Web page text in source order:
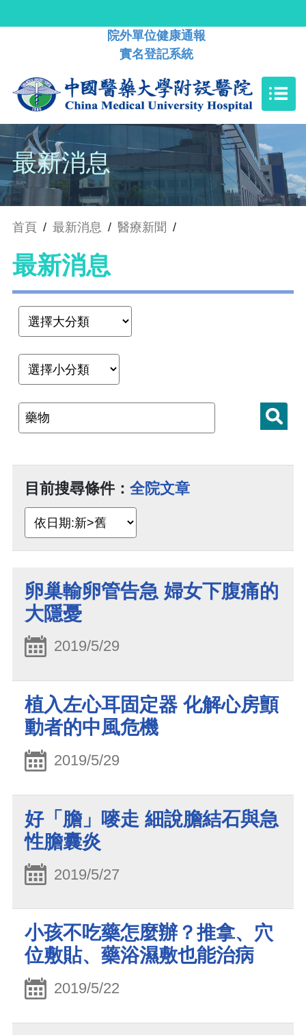
院外單位健康通報
實名登記系統
最新消息
首頁 / 最新消息 / 醫療新聞 /
最新消息
目前搜尋條件： 全院文章
卵巢輸卵管告急 婦女下腹痛的
大隱憂
2019/5/29
植入左心耳固定器 化解心房顫
動者的中風危機
2019/5/29
好「膽」嘜走 細說膽結石與急
性膽囊炎
2019/5/27
小孩不吃藥怎麼辦？推拿、穴
位敷貼、藥浴濕敷也能治病
2019/5/22